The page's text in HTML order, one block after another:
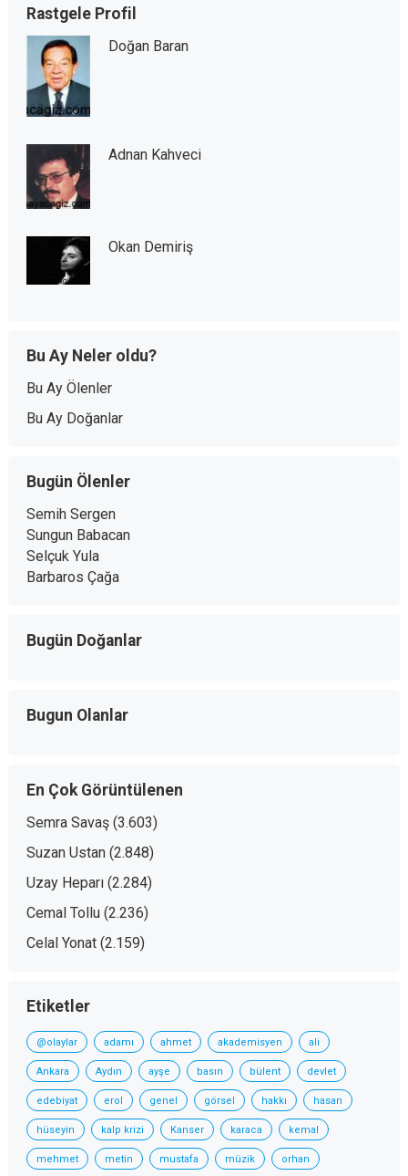
Rastgele Profil
Doğan Baran
Adnan Kahveci
Okan Demiriş
Bu Ay Neler oldu?
Bu Ay Ölenler
Bu Ay Doğanlar
Bugün Ölenler
Semih Sergen
Sungun Babacan
Selçuk Yula
Barbaros Çağa
Bugün Doğanlar
Bugun Olanlar
En Çok Görüntülenen
Semra Savaş (3.603)
Suzan Ustan (2.848)
Uzay Heparı (2.284)
Cemal Tollu (2.236)
Celal Yonat (2.159)
Etiketler
@olaylar adamı ahmet akademisyen ali
Ankara Aydın ayşe basın bülent devlet
edebiyat erol genel görsel hakkı hasan
hüseyin kalp krizi Kanser karaca kemal
mehmet metin mustafa müzik orhan